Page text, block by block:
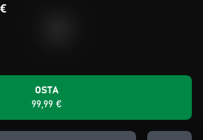
OSTA
99,99 €